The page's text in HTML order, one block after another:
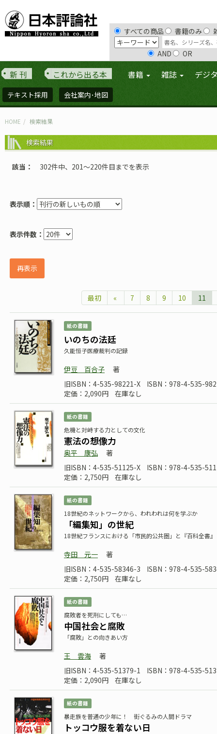
すべての商品 書籍のみ
AND OR
新 刊 これから出る本 書籍 雑誌 デジ
テキスト採用 会社案内･地図
HOME 検索結果
検索結果
該当 302件中、201〜220件目までを表示
表示順：
表示件数：
再表示
最初 « 7 8 9 10 11
紙の書籍
いのちの法廷
久能恒子医療裁判の記録
伊豆 百合子
著
旧ISBN：4-535-98221-X
ISBN：978-4-535-
定価：2,090円
在庫なし
紙の書籍
危機と対峙する力としての文化
憲法の想像力
奥平 康弘
著
旧ISBN：4-535-51125-X
ISBN：978-4-535-
定価：2,750円
在庫なし
紙の書籍
18世紀のネットワークから、われわれは何を学ぶか
「編集知」の世紀
18世紀フランスにおける「市民的公共圏」と『百科全書』
寺田 元一
著
旧ISBN：4-535-58346-3
ISBN：978-4-535-
定価：2,750円
在庫なし
紙の書籍
腐敗者を死刑にしても…
中国社会と腐敗
「腐敗」との向きあい方
王 雲海
著
旧ISBN：4-535-51379-1
ISBN：978-4-535-
定価：2,090円
在庫なし
紙の書籍
暴走族を普通の少年に！ 街ぐるみの人間ドラマ
トッコウ服を着ない日